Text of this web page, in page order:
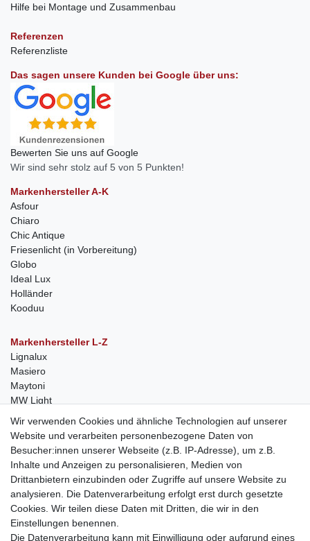
Hilfe bei Montage und Zusammenbau
Referenzen
Referenzliste
Das sagen unsere Kunden bei Google über uns:
Bewerten Sie uns auf Google
Wir sind sehr stolz auf 5 von 5 Punkten!
Markenhersteller A-K
Asfour
Chiaro
Chic Antique
Friesenlicht (in Vorbereitung)
Globo
Ideal Lux
Holländer
Kooduu
Markenhersteller L-Z
Lignalux
Masiero
Maytoni
MW Light
Anfragen von Herstellern
Sie sind Lampen-Hersteller und suchen einen Vertriebspartner in
der Schweiz?
Kontaktieren Sie uns per Mail:Herstelleranfrage Vertrieb
Schweiz
Wir verwenden Cookies und ähnliche Technologien auf unserer
Website und verarbeiten personenbezogene Daten von
Besucher:innen unserer Webseite (z.B. IP-Adresse), um z.B.
Inhalte und Anzeigen zu personalisieren, Medien von
Drittanbietern einzubinden oder Zugriffe auf unsere Website zu
analysieren. Die Datenverarbeitung erfolgt erst durch gesetzte
Cookies. Wir teilen diese Daten mit Dritten, die wir in den
Einstellungen benennen.
Die Datenverarbeitung kann mit Einwilligung oder aufgrund eines